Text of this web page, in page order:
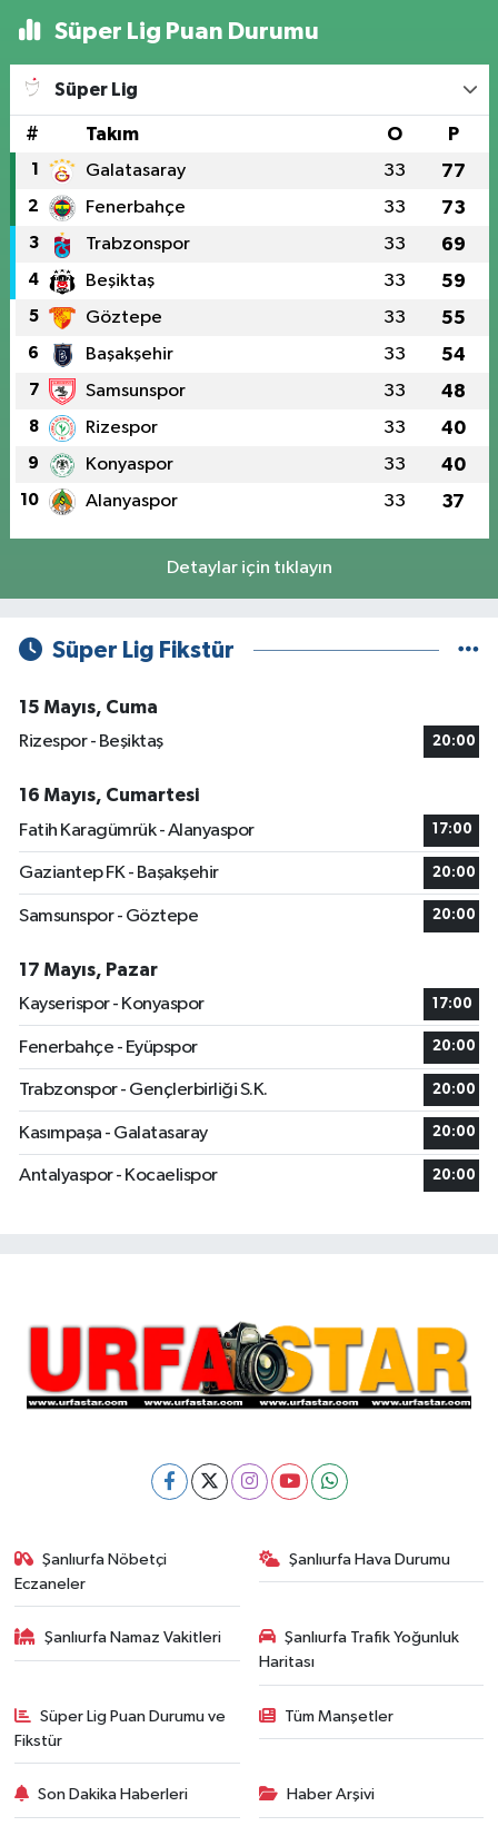
Süper Lig Puan Durumu
Süper Lig
# Takım O P
1 Galatasaray 33 77
2 Fenerbahçe 33 73
3 Trabzonspor 33 69
4 Beşiktaş 33 59
5 Göztepe 33 55
6 Başakşehir 33 54
7 Samsunspor 33 48
8 Rizespor 33 40
9 Konyaspor 33 40
10 Alanyaspor 33 37
Detaylar için tıklayın
Süper Lig Fikstür
15 Mayıs, Cuma
Rizespor - Beşiktaş
20:00
16 Mayıs, Cumartesi
Fatih Karagümrük - Alanyaspor
17:00
Gaziantep FK - Başakşehir 20:00
Samsunspor - Göztepe 20:00
17 Mayıs, Pazar
Kayserispor - Konyaspor
17:00
Fenerbahçe - Eyüpspor 20:00
Trabzonspor - Gençlerbirliği S.K. 20:00
Kasımpaşa - Galatasaray 20:00
Antalyaspor - Kocaelispor 20:00
Şanlıurfa Nöbetçi
Eczaneler
Şanlıurfa Hava Durumu
Şanlıurfa Namaz Vakitleri
Şanlıurfa Trafik Yoğunluk
Haritası
Süper Lig Puan Durumu ve
Fikstür
Tüm Manşetler
Son Dakika Haberleri Haber Arşivi